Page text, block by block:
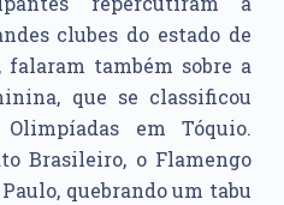
clubes do estado de
falaram também sobre a
que se classificou
em Tóquio.
Brasileiro, o Flamengo
quebrando um tabu